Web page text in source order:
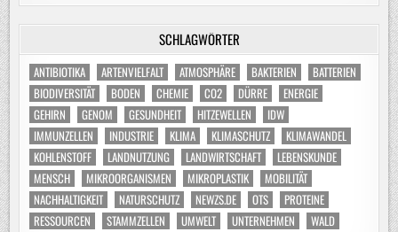
SCHLAGWÖRTER
ANTIBIOTIKA ARTENVIELFALT ATMOSPHÄRE BAKTERIEN
BATTERIEN
BIODIVERSITÄT
BODEN CHEMIE CO2 DÜRRE
ENERGIE
GEHIRN
GENOM GESUNDHEIT HITZEWELLEN
IDW
IMMUNZELLEN
INDUSTRIE KLIMA KLIMASCHUTZ
KLIMAWANDEL
KOHLENSTOFF
LANDNUTZUNG LANDWIRTSCHAFT
LEBENSKUNDE
MENSCH
MIKROORGANISMEN MIKROPLASTIK
MOBILITÄT
NACHHALTIGKEIT
NATURSCHUTZ NEWZS.DE OTS
PROTEINE
RESSOURCEN
STAMMZELLEN UMWELT UNTERNEHMEN
WALD